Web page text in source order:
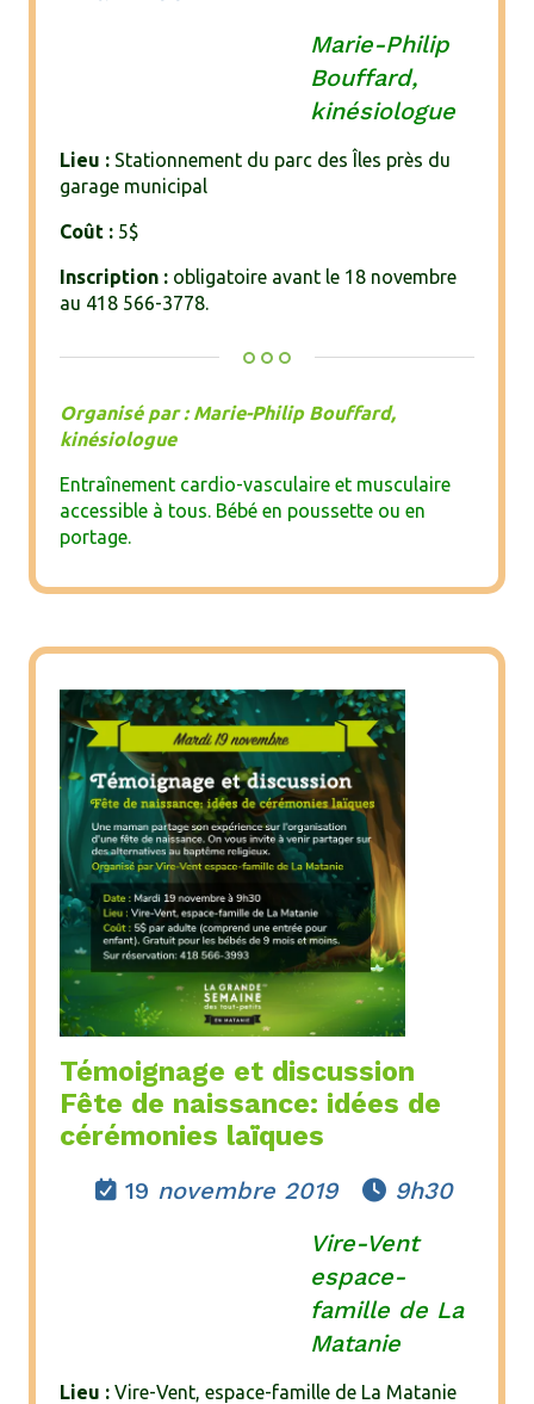
Marie-Philip
Bouffard,
kinésiologue
Lieu :Stationnement du parc des Îles près du
garage municipal
Coût :5$
Inscription : obligatoire avant le 18 novembre
au 418 566-3778.
Organisé par : Marie-Philip Bouffard,
kinésiologue
Entraînement cardio-vasculaire et musculaire
accessible à tous. Bébé en poussette ou en
portage.
Témoignage et discussion
Fête de naissance: idées de
cérémonies laïques
19 novembre 2019 9h30
Vire-Vent
espace-
famille de La
Matanie
Lieu :Vire-Vent, espace-famille de La Matanie